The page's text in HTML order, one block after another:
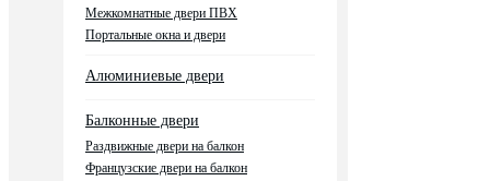
Межкомнатные двери ПВХ
Портальные окна и двери
Алюминиевые двери
Балконные двери
Раздвижные двери на балкон
Французские двери на балкон